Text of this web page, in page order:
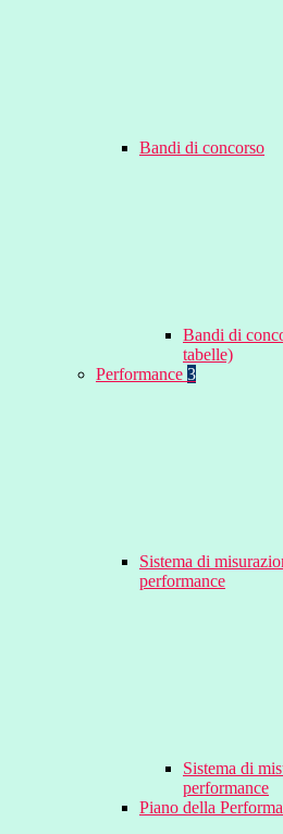
Bandi di concorso
Bandi di
tabelle)
Performance 3
Sistema di
performance
Sistema di
performance
Piano della